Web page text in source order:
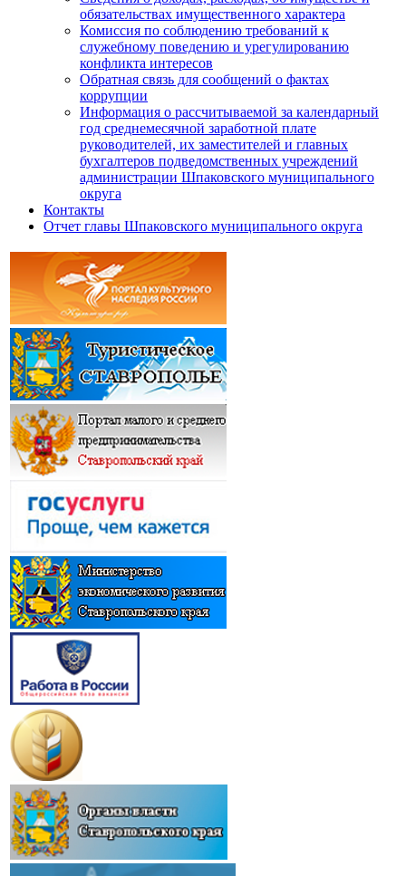
обязательствах имущественного характера
Комиссия по соблюдению требований к
служебному поведению и урегулированию
конфликта интересов
Обратная связь для сообщений о фактах
коррупции
Информация о рассчитываемой за календарный
год среднемесячной заработной плате
руководителей, их заместителей и главных
бухгалтеров подведомственных учреждений
администрации Шпаковского муниципального
округа
Контакты
Отчет главы Шпаковского муниципального округа